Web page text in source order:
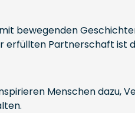
bewegenden
erfüllten Partnerschaft ist
Menschen